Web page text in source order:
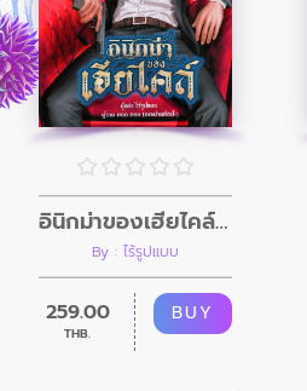
อินิกม่าของเฮียไคล์ (Mpreg)
By : ไร้รูปแบบ
259.00
THB.
BUY